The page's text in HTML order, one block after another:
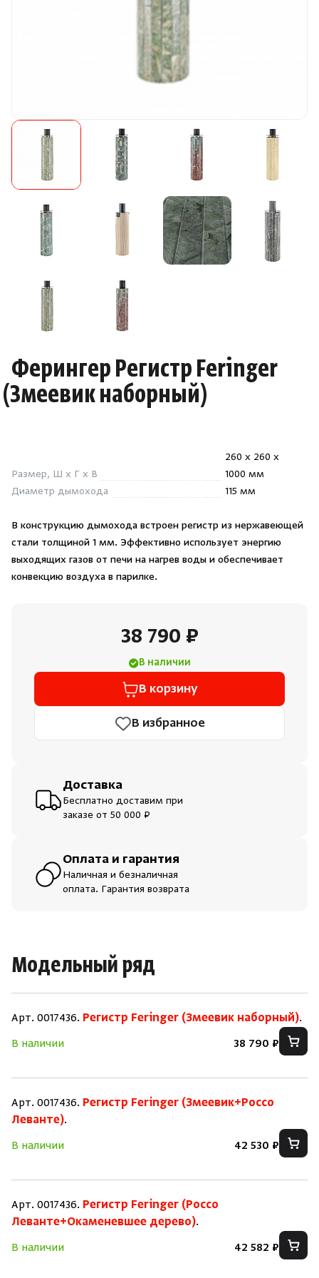
Запчасти
Отопление
Для хаммама
Аксессуары для печей
Ароматы
Душевые поддоны и системы слива
Интерьер
Пародушевые
Ферингер Регистр Feringer
(Змеевик наборный)
Размер, Ш x Г x В
260 x 260 x
1000 мм
Диаметр дымохода
115 мм
В конструкцию дымохода встроен регистр из нержавеющей
стали толщиной 1 мм. Эффективно использует энергию
выходящих газов от печи на нагрев воды и обеспечивает
конвекцию воздуха в парилке.
38 790 ₽
В наличии
В корзину
В избранное
Доставка
Бесплатно доставим при
заказе от 50 000 ₽
Оплата и гарантия
Наличная и безналичная
оплата. Гарантия возврата
Модельный ряд
Арт. 0017436. Регистр Feringer (Змеевик наборный).
В наличии
38 790 ₽
Арт. 0017436. Регистр Feringer (Змеевик+Россо
Леванте).
В наличии
42 530 ₽
Арт. 0017436. Регистр Feringer (Россо
Леванте+Окаменевшее дерево).
В наличии
42 582 ₽